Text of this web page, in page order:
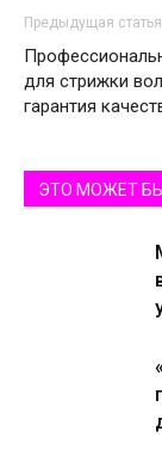
Предыдущая статья
для стрижки
гарантия
ЭТО МОЖЕТ